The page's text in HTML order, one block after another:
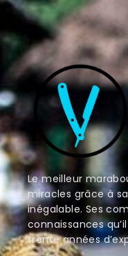
Le meilleur
miracles grâce à
inégalable. Ses
connaissances
trente années